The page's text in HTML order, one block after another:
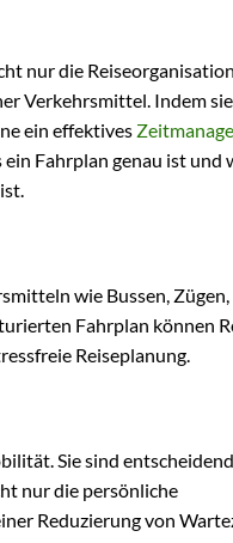
nur die
Verkehrsmittel. Indem sie
ein effektives
Fahrplan genau ist und
wie Bussen, Zügen,
Fahrplan können
Reiseplanung.
Sie sind
nur die persönliche
Reduzierung von